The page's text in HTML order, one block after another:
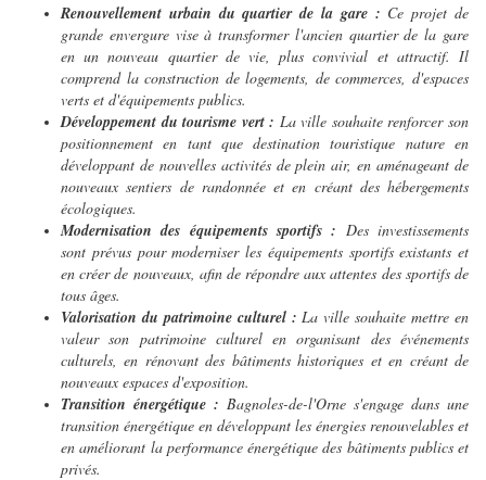
Renouvellement urbain du quartier de la gare : Ce projet de
grande envergure vise à transformer l'ancien quartier de la gare
en un nouveau quartier de vie, plus convivial et attractif. Il
comprend la construction de logements, de commerces, d'espaces
verts et d'équipements publics.
Développement du tourisme vert : La ville souhaite renforcer son
positionnement en tant que destination touristique nature en
développant de nouvelles activités de plein air, en aménageant de
nouveaux sentiers de randonnée et en créant des hébergements
écologiques.
Modernisation des équipements sportifs : Des investissements
sont prévus pour moderniser les équipements sportifs existants et
en créer de nouveaux, afin de répondre aux attentes des sportifs de
tous âges.
Valorisation du patrimoine culturel : La ville souhaite mettre en
valeur son patrimoine culturel en organisant des événements
culturels, en rénovant des bâtiments historiques et en créant de
nouveaux espaces d'exposition.
Transition énergétique : Bagnoles-de-l'Orne s'engage dans une
transition énergétique en développant les énergies renouvelables et
en améliorant la performance énergétique des bâtiments publics et
privés.